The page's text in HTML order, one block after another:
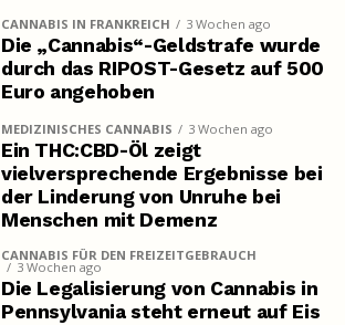
CANNABIS IN FRANKREICH 3 Wochen ago
Die „Cannabis“-Geldstrafe wurde
durch das RIPOST-Gesetz auf 500
Euro angehoben
MEDIZINISCHES CANNABIS 3 Wochen ago
Ein THC:CBD-Öl zeigt
vielversprechende Ergebnisse bei
der Linderung von Unruhe bei
Menschen mit Demenz
CANNABIS FÜR DEN FREIZEITGEBRAUCH
3 Wochen ago
Die Legalisierung von Cannabis in
Pennsylvania steht erneut auf Eis